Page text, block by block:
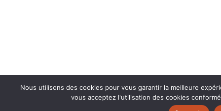
Nous utilisons des cookies pour vous garantir la meilleure
vous acceptez l'utilisation des cookies